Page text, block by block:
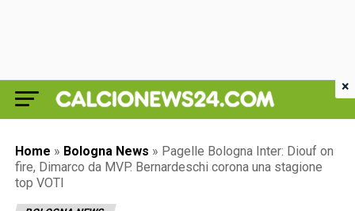
Home » Bologna News » Pagelle Bologna Inter: Diouf on
fire, Dimarco da MVP. Bernardeschi corona una stagione
top VOTI
×